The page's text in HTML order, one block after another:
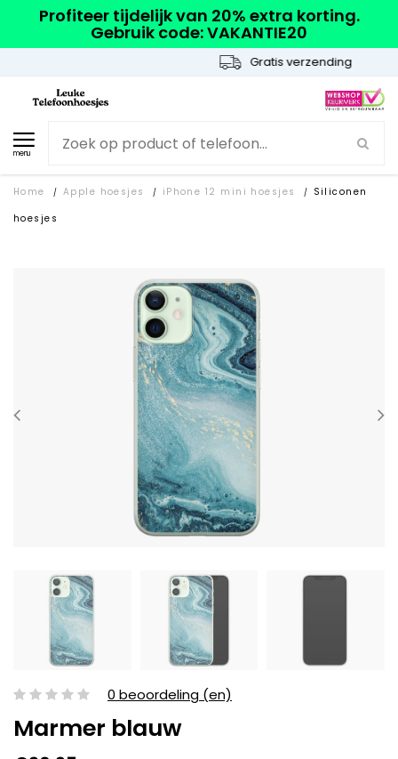
Profiteer tijdelijk van 20% extra korting.
Gebruik code: VAKANTIE20
Gratis verzending
menu
Home / Apple hoesjes / iPhone 12 mini hoesjes /
Siliconen
hoesjes
0 beoordeling (en)
Marmer blauw